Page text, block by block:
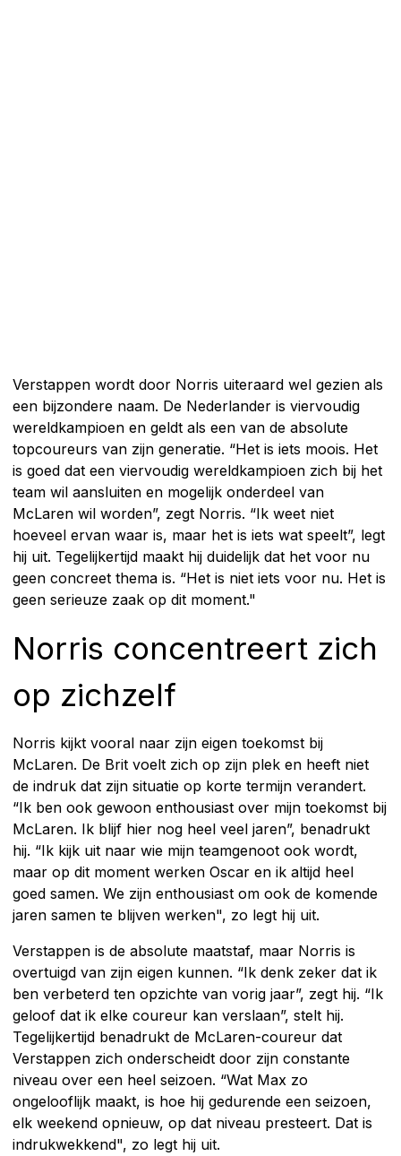
Verstappen wordt door Norris uiteraard wel gezien als
een bijzondere naam. De Nederlander is viervoudig
wereldkampioen en geldt als een van de absolute
topcoureurs van zijn generatie. “Het is iets moois. Het
is goed dat een viervoudig wereldkampioen zich bij het
team wil aansluiten en mogelijk onderdeel van
McLaren wil worden”, zegt Norris. “Ik weet niet
hoeveel ervan waar is, maar het is iets wat speelt”, legt
hij uit. Tegelijkertijd maakt hij duidelijk dat het voor nu
geen concreet thema is. “Het is niet iets voor nu. Het is
geen serieuze zaak op dit moment."
Norris concentreert zich
op zichzelf
Norris kijkt vooral naar zijn eigen toekomst bij
McLaren. De Brit voelt zich op zijn plek en heeft niet
de indruk dat zijn situatie op korte termijn verandert.
“Ik ben ook gewoon enthousiast over mijn toekomst bij
McLaren. Ik blijf hier nog heel veel jaren”, benadrukt
hij. “Ik kijk uit naar wie mijn teamgenoot ook wordt,
maar op dit moment werken Oscar en ik altijd heel
goed samen. We zijn enthousiast om ook de komende
jaren samen te blijven werken", zo legt hij uit.
Verstappen is de absolute maatstaf, maar Norris is
overtuigd van zijn eigen kunnen. “Ik denk zeker dat ik
ben verbeterd ten opzichte van vorig jaar”, zegt hij. “Ik
geloof dat ik elke coureur kan verslaan”, stelt hij.
Tegelijkertijd benadrukt de McLaren-coureur dat
Verstappen zich onderscheidt door zijn constante
niveau over een heel seizoen. “Wat Max zo
ongelooflijk maakt, is hoe hij gedurende een seizoen,
elk weekend opnieuw, op dat niveau presteert. Dat is
indrukwekkend", zo legt hij uit.